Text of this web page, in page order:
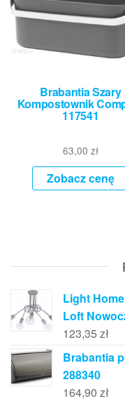
Brabantia Szary
Kompostownik
117541
63,00 zł
Zobacz cenę
Light
Loft
123,35 zł
Brabantia
288340
164,90 zł